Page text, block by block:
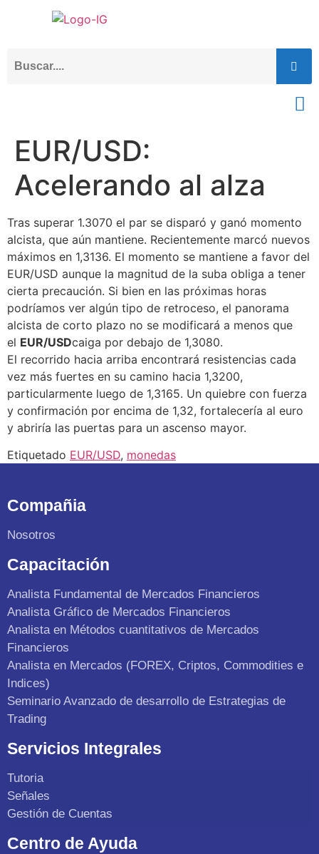
EUR/USD:
Acelerando al alza
Tras superar 1.3070 el par se disparó y ganó momento
alcista, que aún mantiene. Recientemente marcó nuevos
máximos en 1,3136. El momento se mantiene a favor del
EUR/USD aunque la magnitud de la suba obliga a tener
cierta precaución. Si bien en las próximas horas
podríamos ver algún tipo de retroceso, el panorama
alcista de corto plazo no se modificará a menos que
el EUR/USDcaiga por debajo de 1,3080.
El recorrido hacia arriba encontrará resistencias cada
vez más fuertes en su camino hacia 1,3200,
particularmente luego de 1,3165. Un quiebre con fuerza
y confirmación por encima de 1,32, fortalecería al euro
y abriría las puertas para un ascenso mayor.
Etiquetado EUR/USD, monedas
Compañia
Nosotros
Capacitación
Analista Fundamental de Mercados Financieros
Analista Gráfico de Mercados Financieros
Analista en Métodos cuantitativos de Mercados
Financieros
Analista en Mercados (FOREX, Criptos, Commodities e
Indices)
Seminario Avanzado de desarrollo de Estrategias de
Trading
Servicios Integrales
Tutoria
Señales
Gestión de Cuentas
Centro de Ayuda